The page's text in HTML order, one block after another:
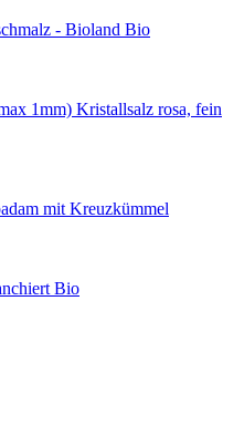
- Bioland Bio
Kristallsalz rosa, fein
mit Kreuzkümmel
Bio